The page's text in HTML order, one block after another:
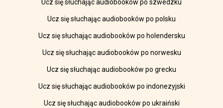
Ucz się słuchając audiobooków po szwedzku
Ucz się słuchając audiobooków po polsku
Ucz się słuchając audiobooków po holendersku
Ucz się słuchając audiobooków po norwesku
Ucz się słuchając audiobooków po grecku
Ucz się słuchając audiobooków po indonezyjski
Ucz się słuchając audiobooków po ukraiński